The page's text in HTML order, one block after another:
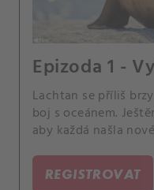
Epizoda 1 -
Lachtan se příliš
boj s oceánem.
aby každá našla
REGISTROVAT